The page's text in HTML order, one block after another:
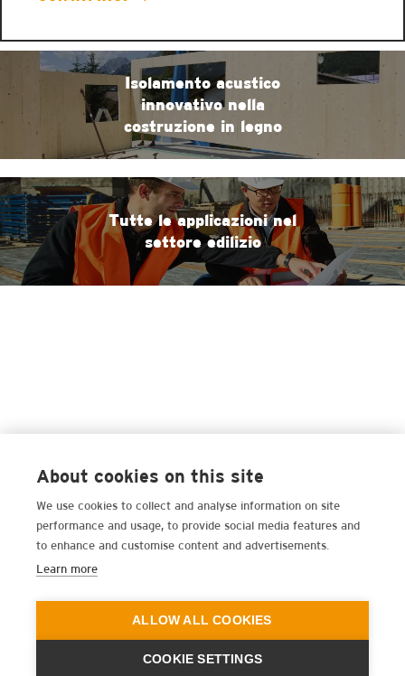
Isolamento acustico
innovativo nella
costruzione in legno
Tutte le applicazioni nel
settore edilizio
About cookies on this site
We use cookies to collect and analyse information on site
performance and usage, to provide social media features and
to enhance and customise content and advertisements.
Learn more
ALLOW ALL COOKIES
COOKIE SETTINGS